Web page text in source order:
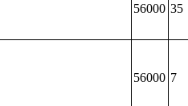
56000 35
56000 7